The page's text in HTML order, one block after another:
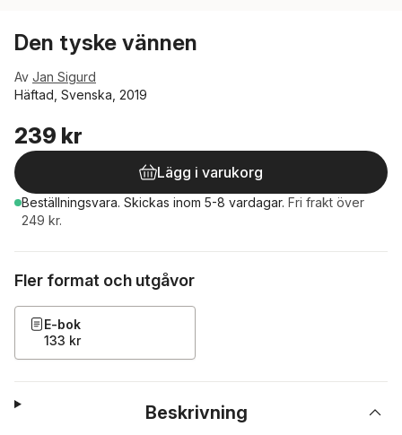
Den tyske vännen
Av Jan Sigurd
Häftad, Svenska, 2019
239 kr
Lägg i varukorg
Beställningsvara. Skickas inom 5-8 vardagar. Fri frakt över
249 kr.
Fler format och utgåvor
E-bok
133 kr
Beskrivning